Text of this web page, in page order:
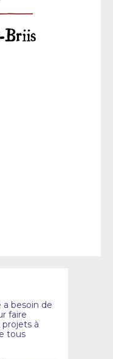
besoin de
faire
projets à
tous